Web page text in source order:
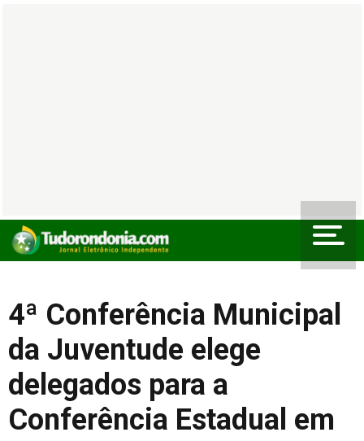
4ª Conferência Municipal
da Juventude elege
delegados para a
Conferência Estadual em